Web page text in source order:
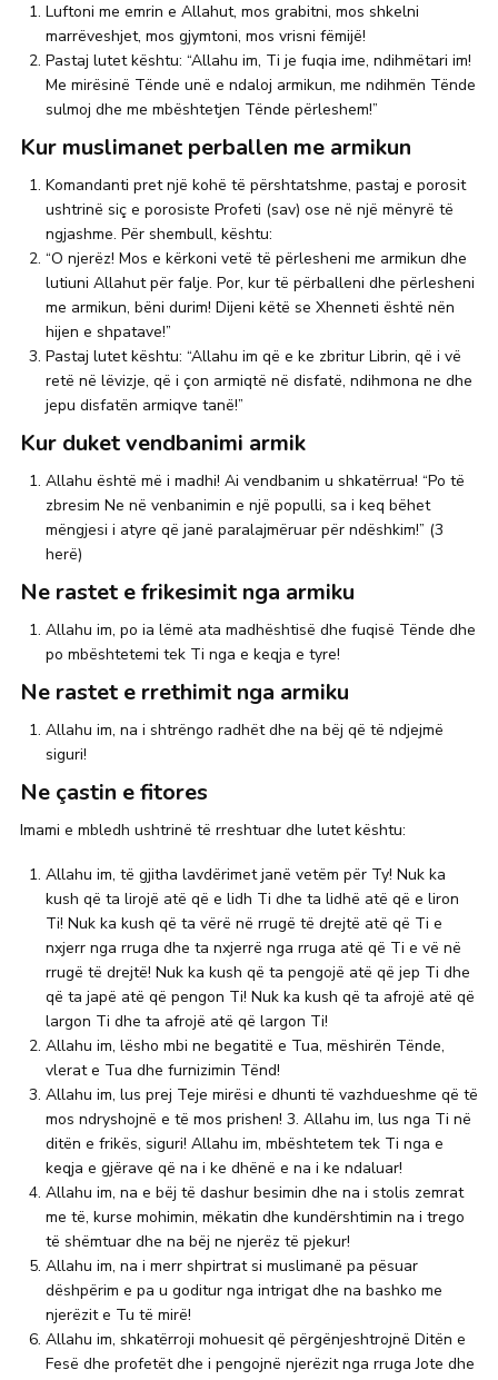
Luftoni me emrin e Allahut, mos grabitni, mos shkelni
marrëveshjet, mos gjymtoni, mos vrisni fëmijë!
Pastaj lutet kështu: “Allahu im, Ti je fuqia ime, ndihmëtari im!
Me mirësinë Tënde unë e ndaloj armikun, me ndihmën Tënde
sulmoj dhe me mbështetjen Tënde përleshem!”
Kur muslimanet perballen me armikun
Komandanti pret një kohë të përshtatshme, pastaj e porosit
ushtrinë siç e porosiste Profeti (sav) ose në një mënyrë të
ngjashme. Për shembull, kështu:
“O njerëz! Mos e kërkoni vetë të përlesheni me armikun dhe
lutiuni Allahut për falje. Por, kur të përballeni dhe përlesheni
me armikun, bëni durim! Dijeni këtë se Xhenneti është nën
hijen e shpatave!”
Pastaj lutet kështu: “Allahu im që e ke zbritur Librin, që i vë
retë në lëvizje, që i çon armiqtë në disfatë, ndihmona ne dhe
jepu disfatën armiqve tanë!”
Kur duket vendbanimi armik
Allahu është më i madhi! Ai vendbanim u shkatërrua! “Po të
zbresim Ne në venbanimin e një populli, sa i keq bëhet
mëngjesi i atyre që janë paralajmëruar për ndëshkim!” (3
herë)
Ne rastet e frikesimit nga armiku
Allahu im, po ia lëmë ata madhështisë dhe fuqisë Tënde dhe
po mbështetemi tek Ti nga e keqja e tyre!
Ne rastet e rrethimit nga armiku
Allahu im, na i shtrëngo radhët dhe na bëj që të ndjejmë
siguri!
Ne çastin e fitores
Imami e mbledh ushtrinë të rreshtuar dhe lutet kështu:
Allahu im, të gjitha lavdërimet janë vetëm për Ty! Nuk ka
kush që ta lirojë atë që e lidh Ti dhe ta lidhë atë që e liron
Ti! Nuk ka kush që ta vërë në rrugë të drejtë atë që Ti e
nxjerr nga rruga dhe ta nxjerrë nga rruga atë që Ti e vë në
rrugë të drejtë! Nuk ka kush që ta pengojë atë që jep Ti dhe
që ta japë atë që pengon Ti! Nuk ka kush që ta afrojë atë që
largon Ti dhe ta afrojë atë që largon Ti!
Allahu im, lësho mbi ne begatitë e Tua, mëshirën Tënde,
vlerat e Tua dhe furnizimin Tënd!
Allahu im, lus prej Teje mirësi e dhunti të vazhdueshme që të
mos ndryshojnë e të mos prishen! 3. Allahu im, lus nga Ti në
ditën e frikës, siguri! Allahu im, mbështetem tek Ti nga e
keqja e gjërave që na i ke dhënë e na i ke ndaluar!
Allahu im, na e bëj të dashur besimin dhe na i stolis zemrat
me të, kurse mohimin, mëkatin dhe kundërshtimin na i trego
të shëmtuar dhe na bëj ne njerëz të pjekur!
Allahu im, na i merr shpirtrat si muslimanë pa pësuar
dëshpërim e pa u goditur nga intrigat dhe na bashko me
njerëzit e Tu të mirë!
Allahu im, shkatërroji mohuesit që përgënjeshtrojnë Ditën e
Fesë dhe profetët dhe i pengojnë njerëzit nga rruga Jote dhe